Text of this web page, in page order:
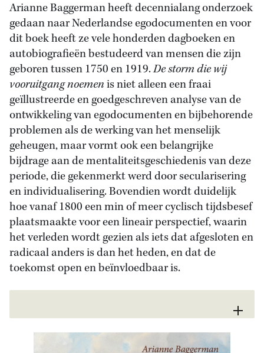
Arianne Baggerman heeft decennialang onderzoek
gedaan naar Nederlandse egodocumenten en voor
dit boek heeft ze vele honderden dagboeken en
autobiografieën bestudeerd van mensen die zijn
geboren tussen 1750 en 1919.De storm die wij
vooruitgangnoemenis niet alleen een fraai
geïllustreerde en goedgeschreven analyse van de
ontwikkeling van egodocumenten en bijbehorende
problemen als de werking van het menselijk
geheugen, maar vormt ook een belangrijke
bijdrage aan de mentaliteitsgeschiedenis van deze
periode, die gekenmerkt werd door secularisering
en individualisering. Bovendien wordt duidelijk
hoe vanaf 1800 een min of meer cyclisch tijdsbesef
plaatsmaakte voor een lineair perspectief, waarin
het verleden wordt gezien als iets dat afgesloten en
radicaal anders is dan het heden, en dat de
toekomst open en beïnvloedbaar is.